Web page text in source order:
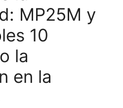
MP25M y
10
la
en la